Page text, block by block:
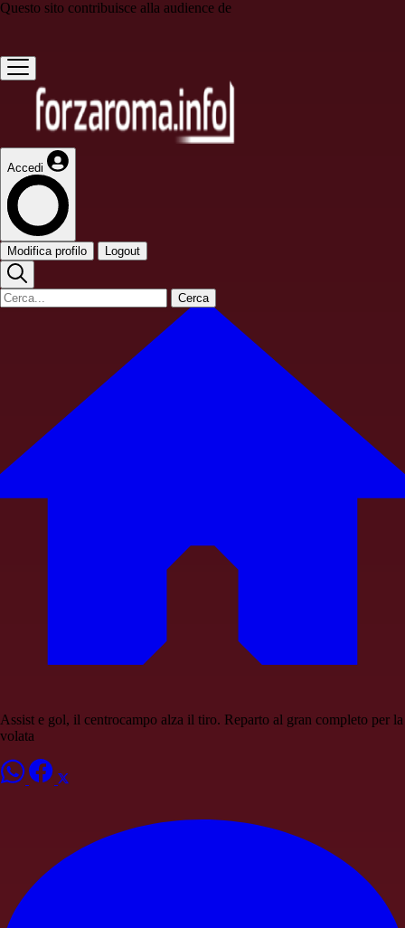
Questo sito contribuisce alla audience de
Accedi
Modifica profilo Logout
Cerca
Assist e gol, il centrocampo alza il tiro. Reparto al gran completo per la
volata